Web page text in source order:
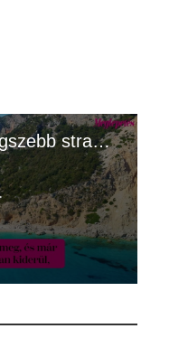
Ez Olaszország legszebb strandja: a helyiek csak néhány turistának árulják el, hol van